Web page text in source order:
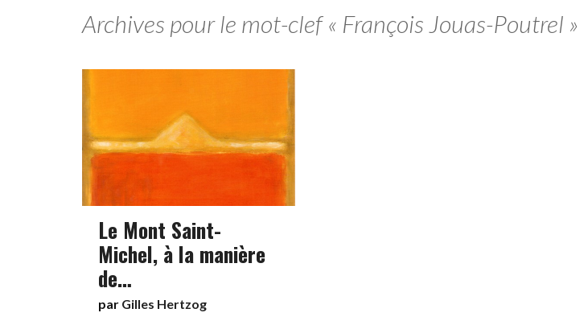
Archives pour le mot-clef « François Jouas-Poutrel »
Le Mont Saint-
Michel, à la manière
de…
par Gilles Hertzog